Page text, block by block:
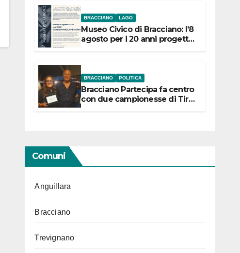
BRACCIANO LAGO
Museo Civico di Bracciano: l’8
agosto per i 20 anni progetto
BRACCIANO POLITICA
Bracciano Partecipa fa centro
con due campionesse di Tiro
Comuni
Anguillara
Bracciano
Trevignano